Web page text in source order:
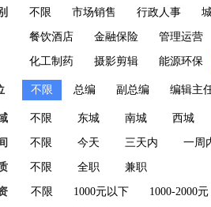
不限 市场销售 行政人事
餐饮酒店 金融保险 管理运营
化工制药 摄影剪辑 能源环保
不限 总编 副总编 编辑主
不限 东城 南城 西城
不限 今天 三天内 一周
不限 全职 兼职
不限 1000元以下 1000-2000元